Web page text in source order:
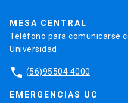
MESA CENTRAL
Teléfono para comunicarse
Universidad.
phone (56)95504 4000
EMERGENCIAS UC